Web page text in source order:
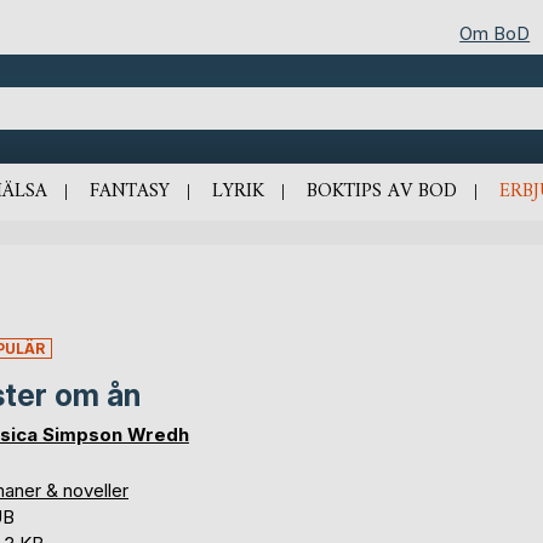
Om BoD
FANTASY LYRIK BOKTIPS AV BOD
om ån
Simpson Wredh
& noveller